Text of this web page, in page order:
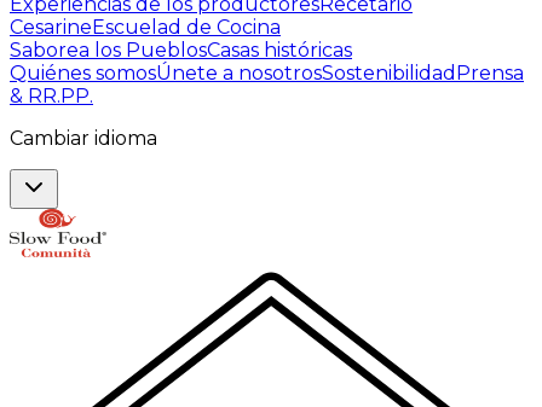
CesarineEscuelad de Cocina
Saborea los PueblosCasas históricas
Quiénes somosÚnete a nosotrosSostenibilidad Prensa
& RR.PP.
Cambiar idioma